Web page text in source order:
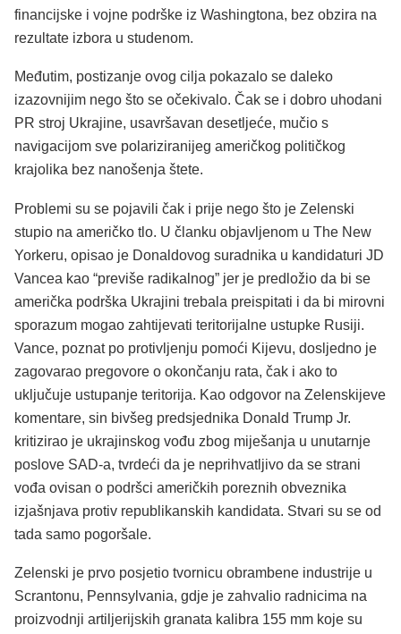
financijske i vojne podrške iz Washingtona, bez obzira na
rezultate izbora u studenom.
Međutim, postizanje ovog cilja pokazalo se daleko
izazovnijim nego što se očekivalo. Čak se i dobro uhodani
PR stroj Ukrajine, usavršavan desetljeće, mučio s
navigacijom sve polariziranijeg američkog političkog
krajolika bez nanošenja štete.
Problemi su se pojavili čak i prije nego što je Zelenski
stupio na američko tlo. U članku objavljenom u The New
Yorkeru, opisao je Donaldovog suradnika u kandidaturi JD
Vancea kao “previše radikalnog” jer je predložio da bi se
američka podrška Ukrajini trebala preispitati i da bi mirovni
sporazum mogao zahtijevati teritorijalne ustupke Rusiji.
Vance, poznat po protivljenju pomoći Kijevu, dosljedno je
zagovarao pregovore o okončanju rata, čak i ako to
uključuje ustupanje teritorija. Kao odgovor na Zelenskijeve
komentare, sin bivšeg predsjednika Donald Trump Jr.
kritizirao je ukrajinskog vođu zbog miješanja u unutarnje
poslove SAD-a, tvrdeći da je neprihvatljivo da se strani
vođa ovisan o podršci američkih poreznih obveznika
izjašnjava protiv republikanskih kandidata. Stvari su se od
tada samo pogoršale.
Zelenski je prvo posjetio tvornicu obrambene industrije u
Scrantonu, Pennsylvania, gdje je zahvalio radnicima na
proizvodnji artiljerijskih granata kalibra 155 mm koje su